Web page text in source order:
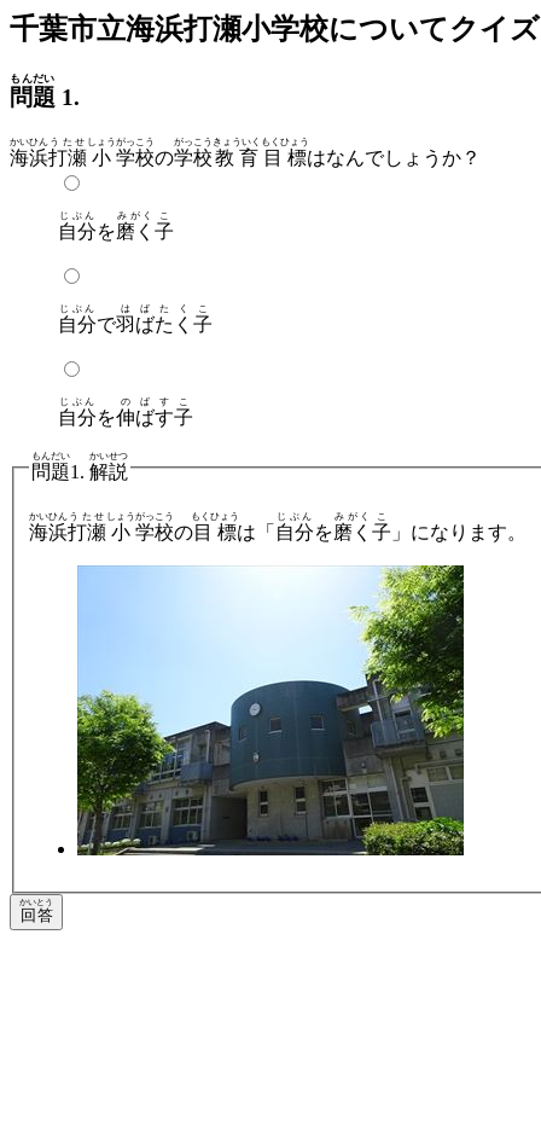
千葉市立海浜打瀬小学校についてクイズ
問題
もんだい
1.
海浜
かいひん
打瀬
うたせ
小
しょう
学校
がっこう
の学校
がっこう
教育
きょういく
目標
もくひょう
はなんでしょうか？
自分
じぶん
を磨く
みがく
子
こ
自分
じぶん
で羽ばたく
はばたく
子
こ
自分
じぶん
を伸ばす
のばす
子
こ
問題
もんだい
1. 解説
かいせつ
海浜
かいひん
打瀬
うたせ
小
しょう
学校
がっこう
の目標
もくひょう
は「 自分
じぶん
を磨く
みがく
子
こ
」になります。
回答
かいとう